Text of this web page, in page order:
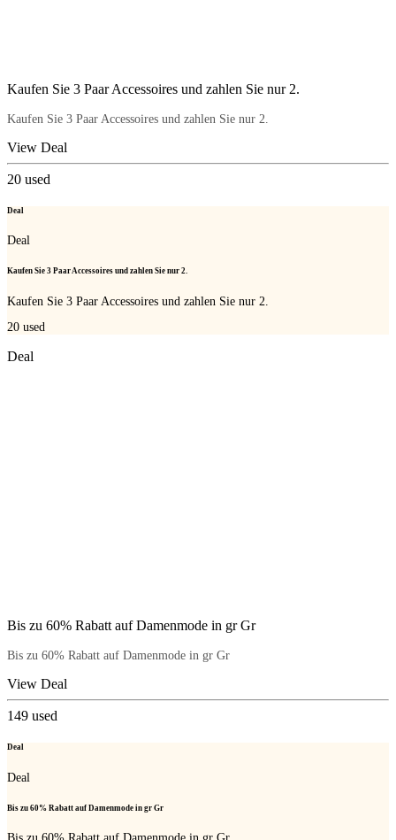
Kaufen Sie 3 Paar Accessoires und zahlen Sie nur 2.
Kaufen Sie 3 Paar Accessoires und zahlen Sie nur 2.
View Deal
20 used
Deal
Deal
Kaufen Sie 3 Paar Accessoires und zahlen Sie nur 2.
Kaufen Sie 3 Paar Accessoires und zahlen Sie nur 2.
20 used
Deal
Bis zu 60% Rabatt auf Damenmode in gr Gr
Bis zu 60% Rabatt auf Damenmode in gr Gr
View Deal
149 used
Deal
Deal
Bis zu 60% Rabatt auf Damenmode in gr Gr